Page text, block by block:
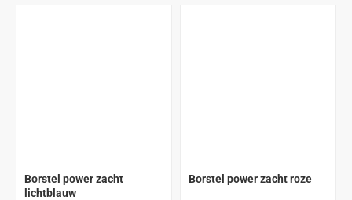
Borstel power zacht
lichtblauw
Borstel power zacht roze